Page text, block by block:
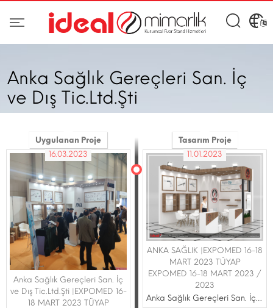
Anka Sağlık Gereçleri San. İç
ve Dış Tic.Ltd.Şti
Uygulanan Proje
16.03.2023
Anka Sağlık Gereçleri San. İç
ve Dış Tic.Ltd.Şti |EXPOMED 16-
18 MART 2023 TÜYAP
Tasarım Proje
11.01.2023
ANKA SAĞLIK |EXPOMED 16-18
MART 2023 TÜYAP
EXPOMED 16-18 MART 2023 /
2023
Anka Sağlık Gereçleri San. İç ve Dış Tic.Ltd.Şti